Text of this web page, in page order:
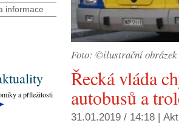
Foto: ©ilustrační obrázek
Řecká vláda
autobusů a
31.01.2019 / 14:18 |
informace
a příležitosti
►